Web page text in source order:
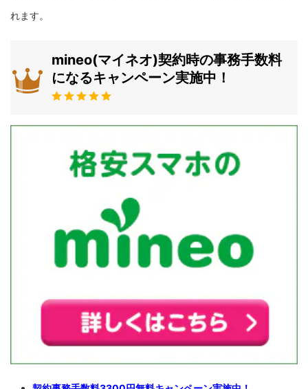
れます。
mineo(マイネオ)契約時の事務手数料
になるキャンペーン実施中！